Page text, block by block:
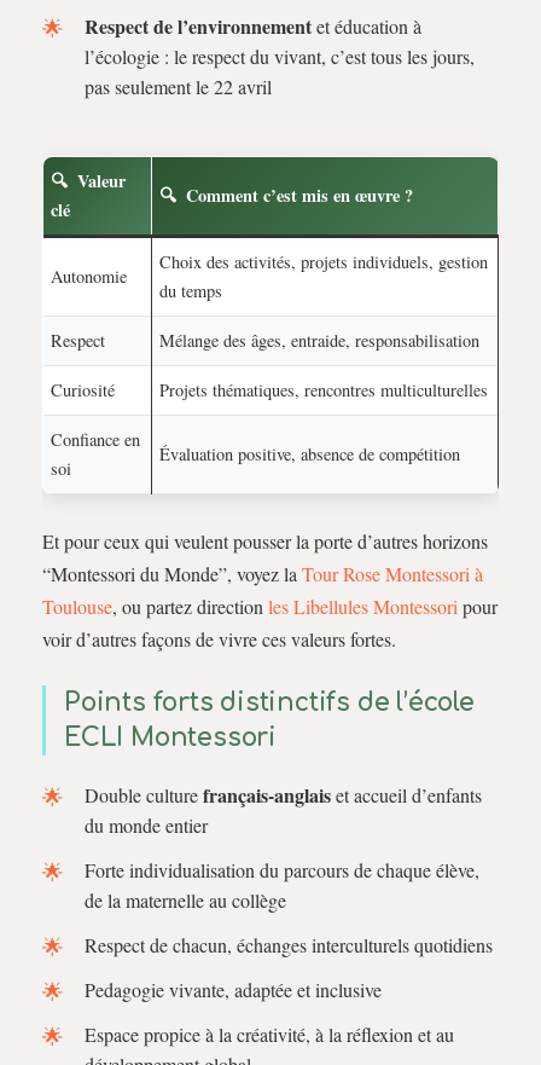
Respect de l’environnementet éducation à
l’écologie : le respect du vivant, c’est tous les jours,
pas seulement le 22 avril
Valeur
clé
Comment c’est mis en œuvre ?
Autonomie
Choix des activités, projets individuels, gestion
du temps
Respect Mélange des âges, entraide, responsabilisation
Curiosité Projets thématiques, rencontres multiculturelles
Confiance en
soi
Évaluation positive, absence de compétition
Et pour ceux qui veulent pousser la porte d’autres horizons
“Montessori du Monde”, voyez la Tour Rose Montessori à
Toulouse, ou partez direction les Libellules Montessori pour
voir d’autres façons de vivre ces valeurs fortes.
Points forts distinctifs de l’école
ECLI Montessori
Double culturefrançais-anglaiset accueil d’enfants
du monde entier
Forte individualisation du parcours de chaque élève,
de la maternelle au collège
Respect de chacun, échanges interculturels quotidiens
Pedagogie vivante, adaptée et inclusive
Espace propice à la créativité, à la réflexion et au